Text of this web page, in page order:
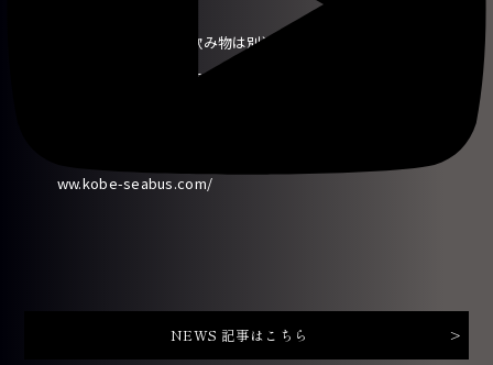
・追加のお食事・お飲み物は別途料金
・本イベントは停泊でのイベントとなります。
ww.kobe-seabus.com/
NEWS 記事はこちら